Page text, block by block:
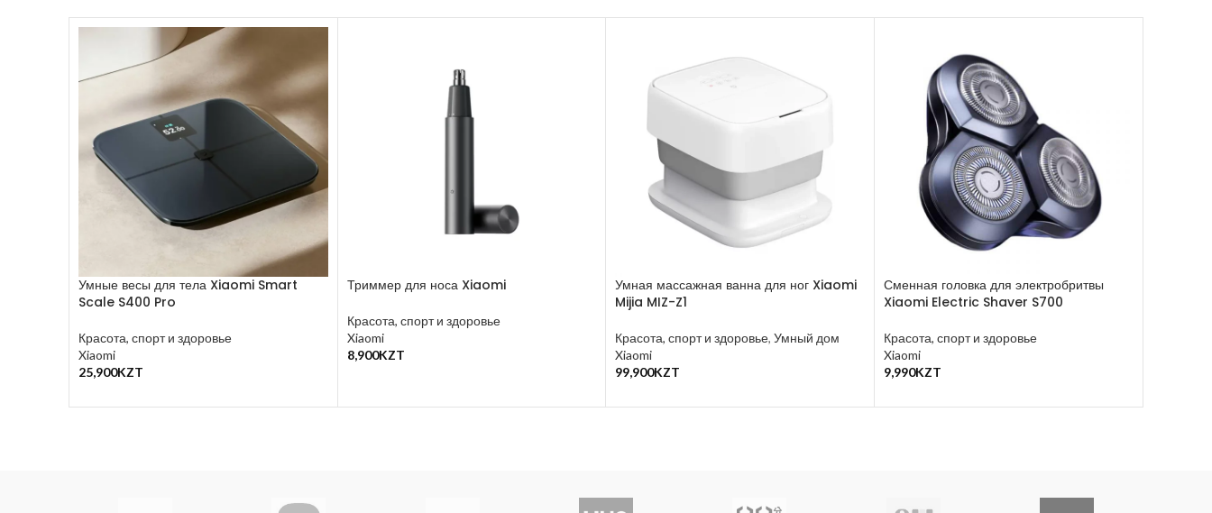
Умные весы для тела Xiaomi Smart
Scale S400 Pro
Красота, спорт и здоровье
Xiaomi
25,900KZT
Триммер для носа Xiaomi
Красота, спорт и здоровье
Xiaomi
8,900KZT
Умная массажная ванна для ног Xiaomi
Mijia MIZ-Z1
Красота, спорт и здоровье, Умный дом
Xiaomi
99,900KZT
Сменная головка для электробритвы
Xiaomi Electric Shaver S700
Красота, спорт и здоровье
Xiaomi
9,990KZT